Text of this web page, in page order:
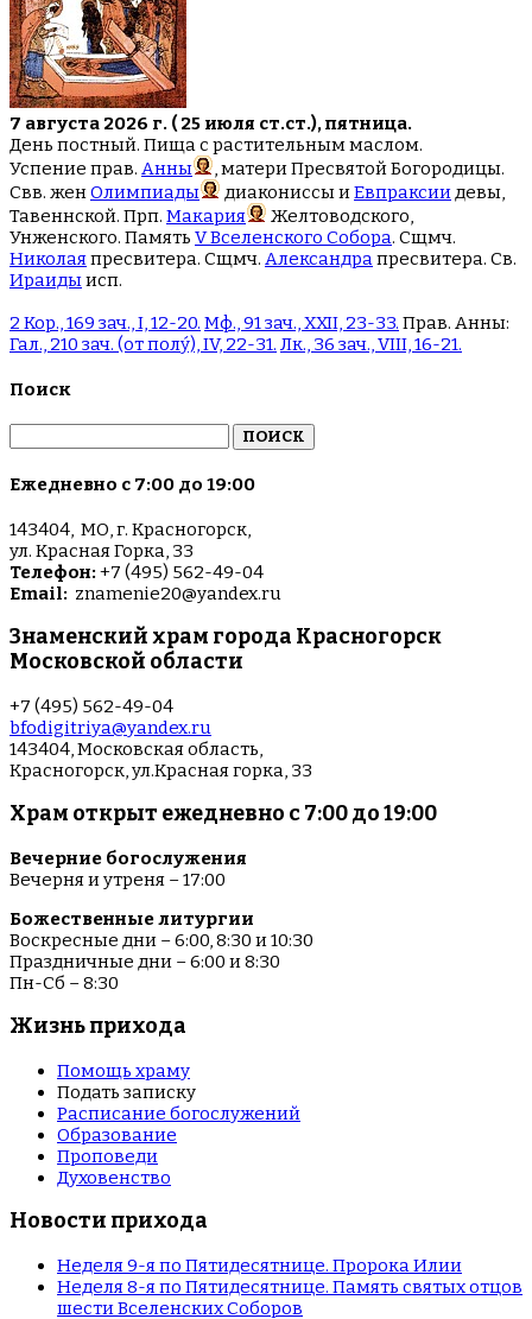
7 августа 2026 г. ( 25 июля ст.ст.), пятница.
День постный. Пища с растительным маслом.
Успение прав. Анны
, матери Пресвятой Богородицы.
Свв. женОлимпиады диакониссы иЕвпраксиидевы,
Тавеннской. Прп. Макария
Желтоводского,
Унженского. Память V Вселенского Собора. Сщмч.
Николаяпресвитера. Сщмч. Александрапресвитера. Св.
Ираидыисп.
2 Кор., 169 зач., I, 12-20. Мф., 91 зач., XXII, 23-33. Прав. Анны:
Гал., 210 зач. (от полу́), IV, 22-31. Лк., 36 зач., VIII, 16-21.
Поиск
Ежедневно с 7:00 до 19:00
143404, МО, г. Красногорск,
ул. Красная Горка, 33
Телефон: +7 (495) 562-49-04
Email: znamenie20@yandex.ru
Знаменский храм города Красногорск
Московской области
+7 (495) 562-49-04
bfodigitriya@yandex.ru
143404, Московская область,
Красногорск, ул.Красная горка, 33
Храм открыт ежедневно с 7:00 до 19:00
Вечерние богослужения
Вечерня и утреня – 17:00
Божественные литургии
Воскресные дни – 6:00, 8:30 и 10:30
Праздничные дни – 6:00 и 8:30
Пн-Сб – 8:30
Жизнь прихода
Помощь храму
Подать записку
Расписание богослужений
Образование
Проповеди
Духовенство
Новости прихода
Неделя 9-я по Пятидесятнице. Пророка Илии
Неделя 8-я по Пятидесятнице. Память святых отцов
шести Вселенских Соборов